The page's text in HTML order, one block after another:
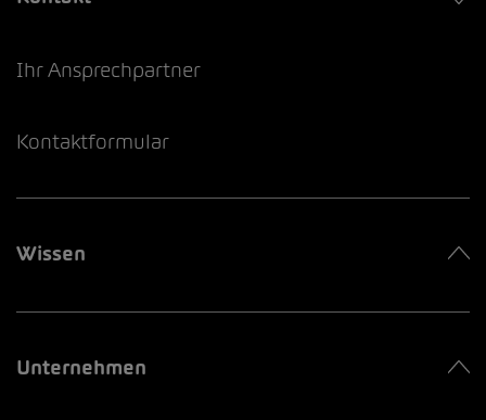
Ihr Ansprechpartner
Kontaktformular
Wissen
Unternehmen